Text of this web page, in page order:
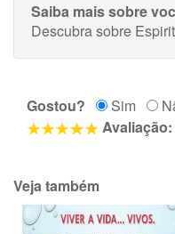
Saiba mais sobre
Descubra sobre
Gostou? Sim
Avaliação:
Veja também